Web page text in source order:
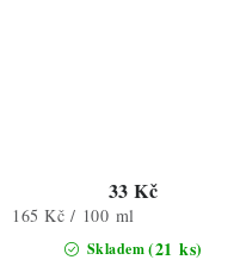
Skladem(21 ks)
33 Kč
Měrná
165 Kč / 100 ml